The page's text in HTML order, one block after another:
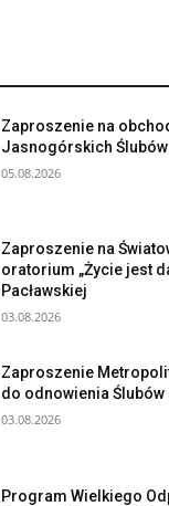
Zaproszenie na
Jasnogórskich
05.08.2026
Zaproszenie na
oratorium „Życie jest
Pacławskiej
03.08.2026
Zaproszenie
do odnowienia
03.08.2026
Program Wielkiego